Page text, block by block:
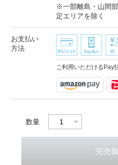
※一部離島・山間
定エリアを除く
お支払い
方法
ご利用いただけるPay
数量